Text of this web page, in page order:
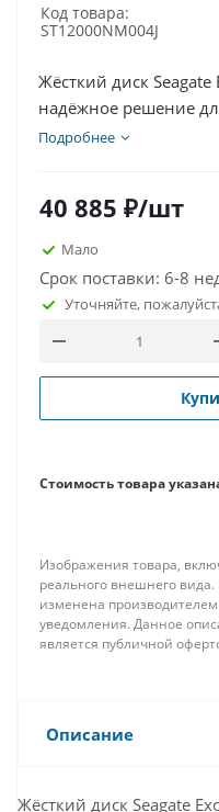
Код товара:
ST12000NM004J
Жёсткий диск
надёжное решение
обработки данных,
архивирования
высоконадёжных
Подробнее
40 885 ₽/шт
Мало
Срок поставки: 6-8
Уточняйте,
Стоимость товара
Изображения товара,
реального внешнего
изменена
уведомления. Данное
является публичной
Описание
Жёсткий диск Seagate